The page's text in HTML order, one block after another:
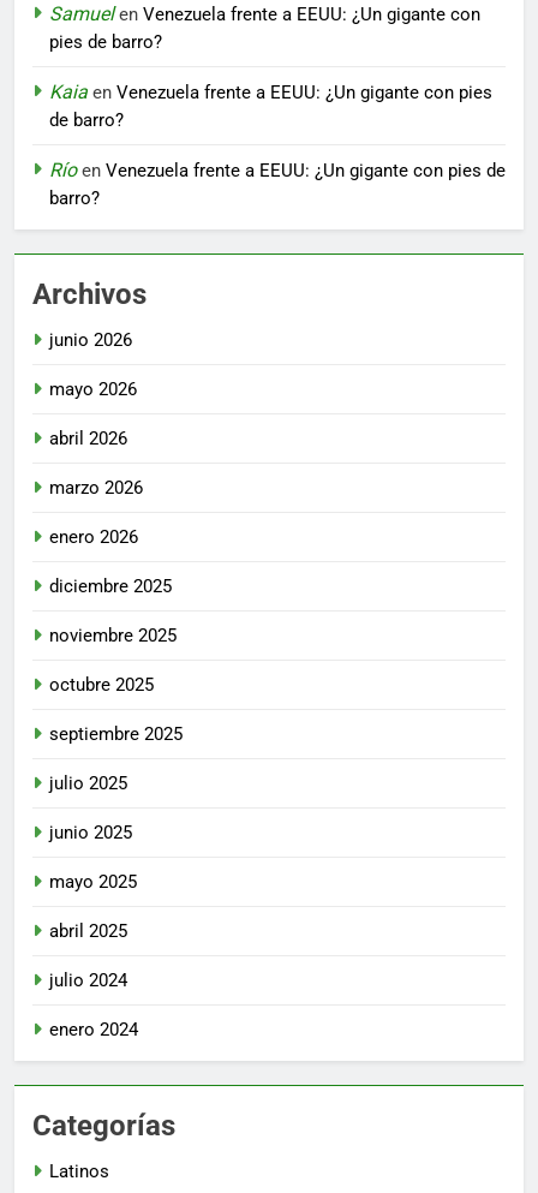
Samuelen Venezuela frente a EEUU: ¿Un gigante con
pies de barro?
Kaia en Venezuela frente a EEUU: ¿Un gigante con pies
de barro?
Ríoen Venezuela frente a EEUU: ¿Un gigante con pies de
barro?
Archivos
junio 2026
mayo 2026
abril 2026
marzo 2026
enero 2026
diciembre 2025
noviembre 2025
octubre 2025
septiembre 2025
julio 2025
junio 2025
mayo 2025
abril 2025
julio 2024
enero 2024
Categorías
Latinos